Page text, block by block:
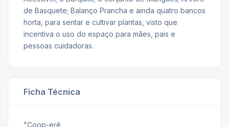
de Basquete; Balanço Prancha e ainda quatro bancos
horta, para sentar e cultivar plantas, visto que
incentiva o uso do espaço para mães, pais e
pessoas cuidadoras.
Ficha Técnica
"Coop-erê